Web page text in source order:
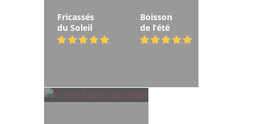
Fricassés
du Soleil
Boisson
de l’été